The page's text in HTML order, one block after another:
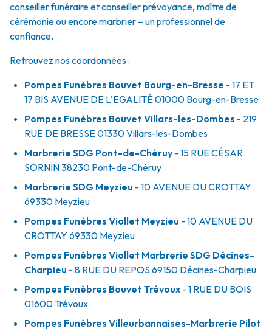
conseiller funéraire et conseiller prévoyance, maître de
cérémonie ou encore marbrier – un professionnel de
confiance.
Retrouvez nos coordonnées :
Pompes Funèbres Bouvet Bourg-en-Bresse - 17 ET
17 BIS AVENUE DE L'EGALITÉ01000 Bourg-en-Bresse
Pompes Funèbres Bouvet Villars-les-Dombes - 219
RUE DE BRESSE01330Villars-les-Dombes
Marbrerie SDG Pont-de-Chéruy - 15 RUE CÉSAR
SORNIN38230 Pont-de-Chéruy
Marbrerie SDG Meyzieu - 10 AVENUE DU CROTTAY
69330 Meyzieu
Pompes Funèbres Viollet Meyzieu - 10 AVENUE DU
CROTTAY 69330 Meyzieu
Pompes Funèbres Viollet Marbrerie SDG Décines-
Charpieu - 8 RUE DU REPOS 69150 Décines-Charpieu
Pompes Funèbres Bouvet Trévoux - 1 RUE DU BOIS
01600 Trévoux
Pompes Funèbres Villeurbannaises-Marbrerie Pilot